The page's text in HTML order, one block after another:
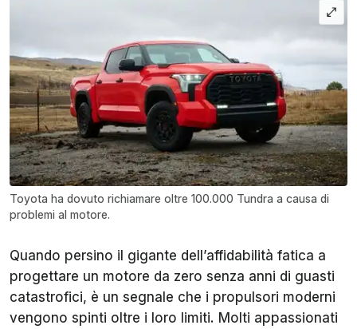
Toyota ha dovuto richiamare oltre 100.000 Tundra a causa di
problemi al motore.
Quando persino il gigante dell’affidabilità fatica a
progettare un motore da zero senza anni di guasti
catastrofici, è un segnale che i propulsori moderni
vengono spinti oltre i loro limiti. Molti appassionati